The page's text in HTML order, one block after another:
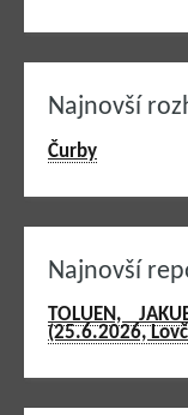
Najnovší
Čurby
Najnovší
TOLUEN,
(25.6.2026,